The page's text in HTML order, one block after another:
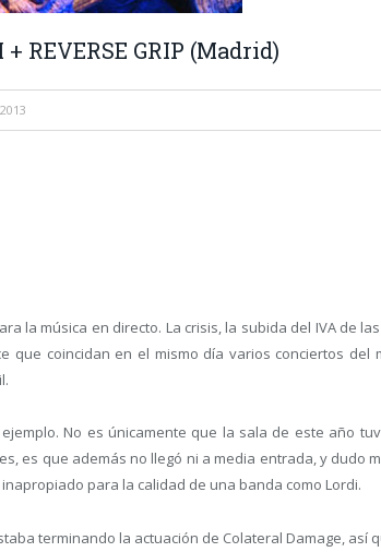
+ REVERSE GRIP (Madrid)
la música en directo. La crisis, la subida del IVA de
que coincidan en el mismo día varios conciertos del
No es únicamente que la sala de este año
es que además no llegó ni a media entrada, y dudo
para la calidad de una banda como Lordi.
terminando la actuación de Colateral Damage, así